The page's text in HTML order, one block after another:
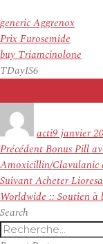
generic Aggrenox
Prix Furosemide
buy Triamcinolone
TDayIS6
actile
9 janvier
Navigation
de
l’article
PrécédentArticle
précédent :
Bonus Pill
Amoxicillin/Clavulanic
SuivantArticle
suivant :
Acheter
Worldwide :: Soutien
Search
Recherche